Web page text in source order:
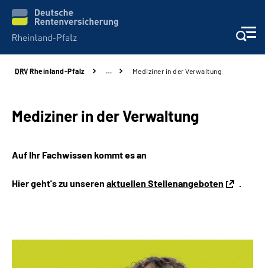
Unsere Leistungen
Beratung
Über uns
DRV Rheinland-Pfalz … Mediziner in der Verwaltung
Mediziner in der Verwaltung
Auf Ihr Fachwissen kommt es an
Hier geht's zu unseren aktuellen Stellenangeboten .